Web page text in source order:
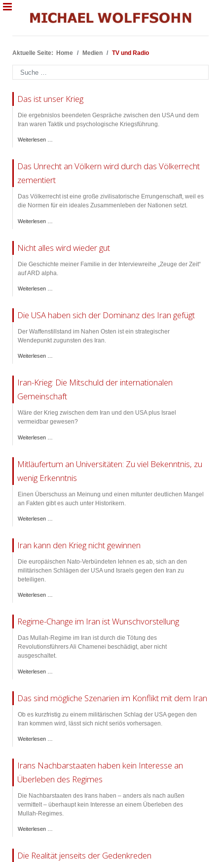
Aktuelle Seite: Home Medien TV und Radio
Suchen
Das ist unser Krieg
Die ergebnislos beendeten Gespräche zwischen den USA und dem
Iran waren Taktik und psychologische Kriegsführung.
Weiterlesen …
Das Unrecht an Völkern wird durch das Völkerrecht
zementiert
Das Völkerrecht ist eine große zivilisatorische Errungenschaft, weil es
die Normen für ein ideales Zusammenleben der Nationen setzt.
Weiterlesen …
Nicht alles wird wieder gut
Die Geschichte meiner Familie in der Interviewreihe „Zeuge der Zeit“
auf ARD alpha.
Weiterlesen …
Die USA haben sich der Dominanz des Iran gefügt
Der Waffenstillstand im Nahen Osten ist ein strategischer
Wendepunkt zugunsten des Iran.
Weiterlesen …
Iran-Krieg: Die Mitschuld der internationalen
Gemeinschaft
Wäre der Krieg zwischen dem Iran und den USA plus Israel
vermeidbar gewesen?
Weiterlesen …
Mitläufertum an Universitäten: Zu viel Bekenntnis, zu
wenig Erkenntnis
Einen Überschuss an Meinung und einen mitunter deutlichen Mangel
an Fakten gibt es auch unter Historikern.
Weiterlesen …
Iran kann den Krieg nicht gewinnen
Die europäischen Nato-Verbündeten lehnen es ab, sich an den
militärischen Schlägen der USA und Israels gegen den Iran zu
beteiligen.
Weiterlesen …
Regime-Change im Iran ist Wunschvorstellung
Das Mullah-Regime im Iran ist durch die Tötung des
Revolutionsführers Ali Chamenei beschädigt, aber nicht
ausgeschaltet.
Weiterlesen …
Das sind mögliche Szenarien im Konflikt mit dem Iran
Ob es kurzfristig zu einem militärischen Schlag der USA gegen den
Iran kommen wird, lässt sich nicht seriös vorhersagen.
Weiterlesen …
Irans Nachbarstaaten haben kein Interesse an
Überleben des Regimes
Die Nachbarstaaten des Irans haben – anders als nach außen
vermittelt – überhaupt kein Interesse an einem Überleben des
Mullah-Regimes.
Weiterlesen …
Die Realität jenseits der Gedenkreden